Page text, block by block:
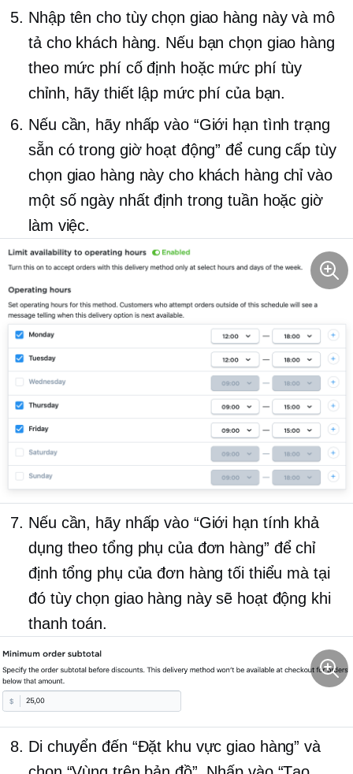
Nhập tên cho tùy chọn giao hàng này và mô
tả cho khách hàng. Nếu bạn chọn giao hàng
theo mức phí cố định hoặc mức phí tùy
chỉnh, hãy thiết lập mức phí của bạn.
Nếu cần, hãy nhấp vào “Giới hạn tình trạng
sẵn có trong giờ hoạt động” để cung cấp tùy
chọn giao hàng này cho khách hàng chỉ vào
một số ngày nhất định trong tuần hoặc giờ
làm việc.
Nếu cần, hãy nhấp vào “Giới hạn tính khả
dụng theo tổng phụ của đơn hàng” để chỉ
định tổng phụ của đơn hàng tối thiểu mà tại
đó tùy chọn giao hàng này sẽ hoạt động khi
thanh toán.
Di chuyển đến “Đặt khu vực giao hàng” và